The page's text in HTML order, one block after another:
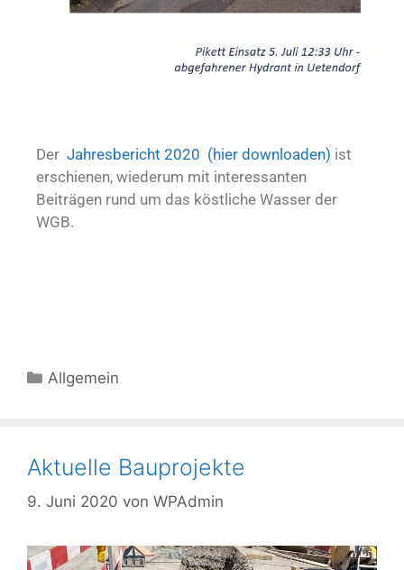
Der Jahresbericht 2020 (hier downloaden) ist
erschienen, wiederum mit interessanten
Beiträgen rund um das köstliche Wasser der
WGB.
Allgemein
Aktuelle Bauprojekte
9. Juni 2020 von WPAdmin